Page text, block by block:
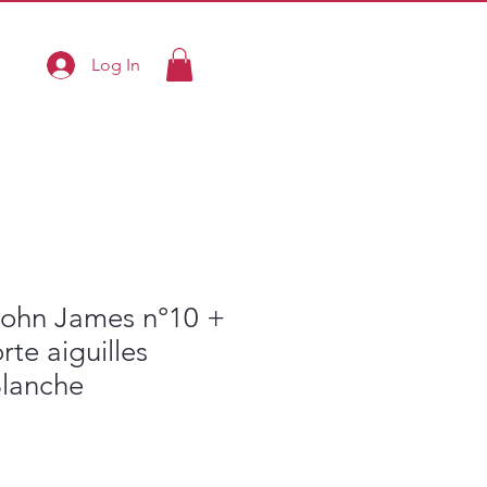
Log In
James n°10 +
aiguilles